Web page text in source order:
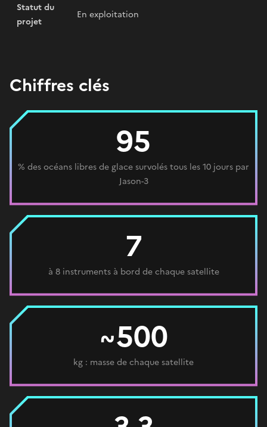
Statut du
projet
En exploitation
Chiffres clés
95
% des océans libres de glace survolés tous les 10 jours par
Jason-3
7
à 8 instruments à bord de chaque satellite
~500
kg : masse de chaque satellite